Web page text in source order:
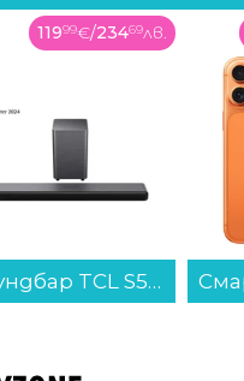
143800€/281249лв.
Смартфон Apple iPhone 17 Pro Max 256GB Cosmic Orange mfyn4 , 12 GB, 256 GB...